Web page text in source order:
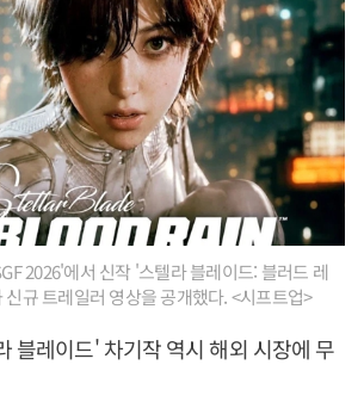
2026'에서 신작 '스텔라 블레이드: 블러드 레
규 트레일러 영상을 공개했다. <시프트업>
블레이드' 차기작 역시 해외 시장에 무